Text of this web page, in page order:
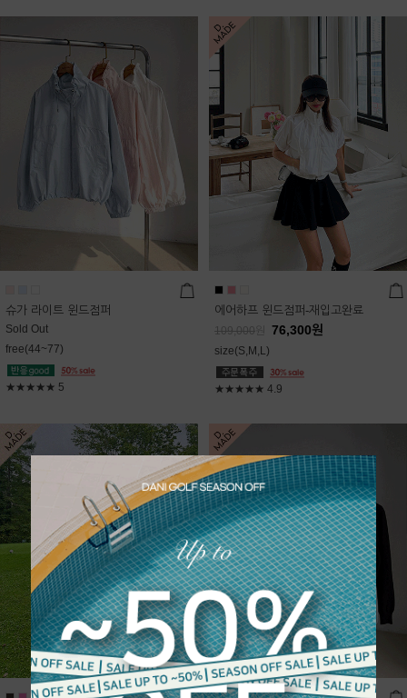
슈가 라이트 윈드점퍼
Sold Out
free(44~77)
★★★★★ 5
에어하프 윈드점퍼-재입고완료
109,000 76,300원
size(S,M,L)
★★★★★ 4.9